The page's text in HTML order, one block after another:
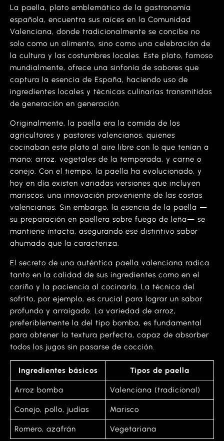
La paella, plato emblemático de la gastronomía
española, encuentra sus raíces en la Comunidad
Valenciana, donde tradicionalmente se concibe no
solo como un alimento, sino como una celebración de
la cultura y las costumbres locales. Este plato, famoso
mundialmente, ofrece una sinfonía de sabores que
captura la esencia de España, haciendo uso de
ingredientes locales y técnicas culinarias transmitidas
de generación en generación.
Originalmente, la paella era la comida de los
agricultores y pastores valencianos, quienes
cocinaban este plato al aire libre con lo que tenían a
mano: arroz, vegetales de la temporada, y carne o
conejo. Con el tiempo, la paella ha evolucionado, y
hoy en día existen variadas versiones que incluyen
mariscos, una innovación proveniente de las costas
valencianas. Sin embargo, la esencia de la paella —
su preparación en paellera sobre fuego de leña— se
mantiene intacta, asegurando ese distintivo sabor
ahumado que la caracteriza.
El secreto de una auténtica paella valenciana radica
tanto en la calidad de sus ingredientes como en el
cariño y la paciencia al cocinarla. La técnica del
sofrito, por ejemplo, es crucial para lograr un sabor
profundo y arraigado. La variedad de arroz,
preferiblemente la del tipo bomba, es fundamental
para obtener la textura perfecta, capaz de absorber
todos los jugos sin pasarse de cocción.
Ingredientes básicos Tipos de paella
Arroz bomba Valenciana (tradicional)
Conejo, pollo, judías Marisco
Romero, azafrán Vegetariana